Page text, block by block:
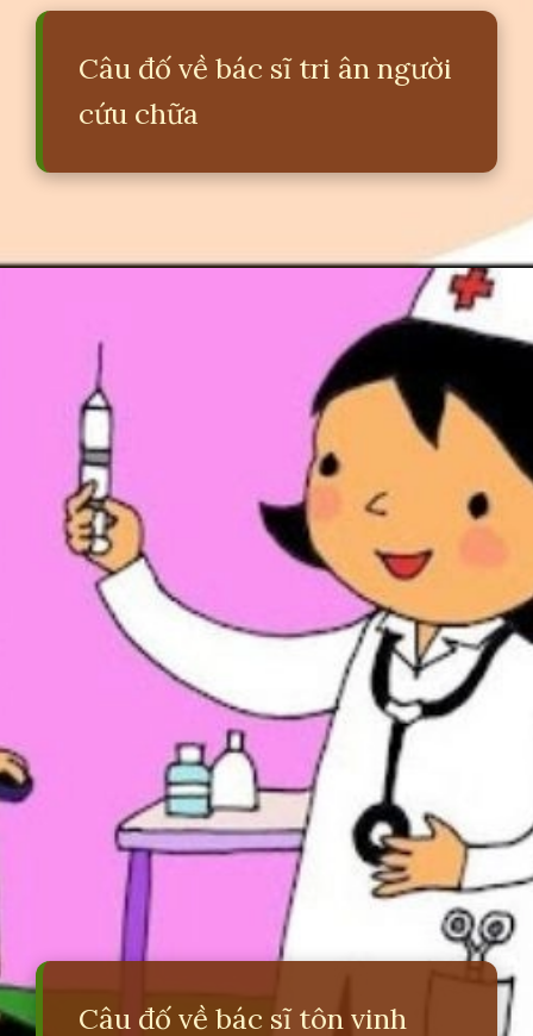
Câu đố về bác sĩ tri ân người
cứu chữa
https://erci.edu.vn/cau-do-ve-bac-si
Câu đố về bác sĩ tôn vinh